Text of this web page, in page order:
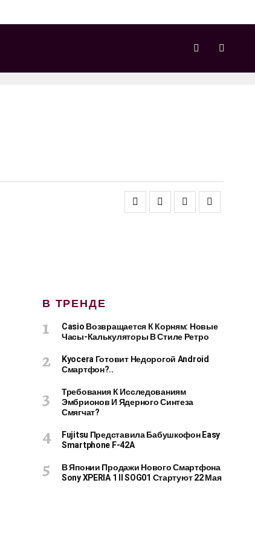
В ТРЕНДЕ
Casio Возвращается К Корням: Новые
Часы-Калькуляторы В Стиле Ретро
Kyocera Готовит Недорогой Android
Смартфон?..
Требования К Исследованиям
Эмбрионов И Ядерного Синтеза
Смягчат?
Fujitsu Представила Бабушкофон Easy
Smartphone F-42A
В Японии Продажи Нового Смартфона
Sony XPERIA 1 II SOG01 Стартуют 22 Мая